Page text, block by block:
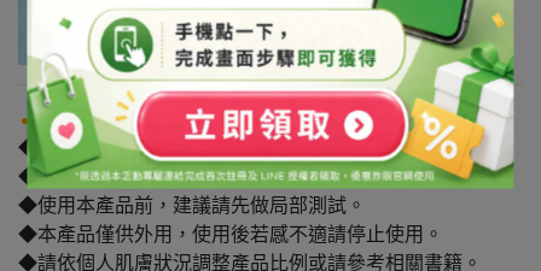
注意事項
◆禁止用於食品。
◆本產品為原料，須稀釋後始可使用。
◆使用本產品前，建議請先做局部測試。
◆本產品僅供外用，使用後若感不適請停止使用。
◆請依個人肌膚狀況調整產品比例或請參考相關書籍。